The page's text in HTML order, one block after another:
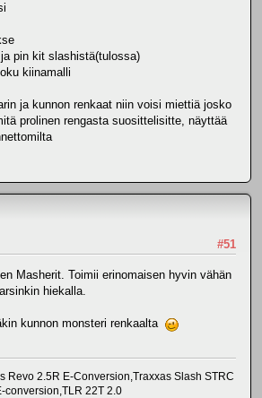
pin kit slashistä(tulossa)
kiinamalli
ja kunnon renkaat niin voisi miettiä josko
prolinen rengasta suosittelisitte, näyttää
#51
Masherit. Toimii erinomaisen hyvin vähän
hiekalla.
kunnon monsteri renkaalta
Revo 2.5R E-Conversion,Traxxas Slash STRC
conversion,TLR 22T 2.0